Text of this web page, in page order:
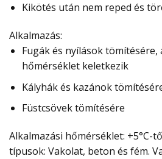
Kikötés után nem reped és
Alkalmazás:
Fugák és nyílások tömítésére,
hőmérséklet keletkezik
Kályhák és kazánok
Füstcsövek tömítésére
Alkalmazási hőmérséklet: +5°C-
típusok: Vakolat, beton és fém.